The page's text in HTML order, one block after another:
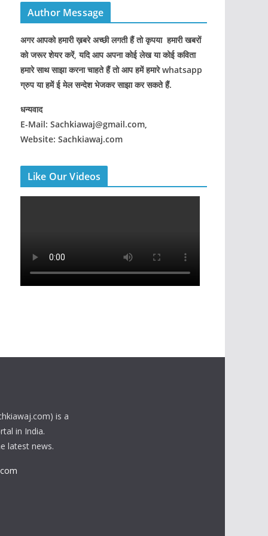
Author Message
अगर आपको हमारी ख़बरे अच्छी लगती हैं तो कृपया हमारी खबरों
को जरूर शेयर करें, यदि आप अपना कोई लेख या कोई कविता
हमारे साथ साझा करना चाहते हैं तो आप हमें हमारे whatsapp
ग्रुप या हमें ई मेल सन्देश भेजकर साझा कर सकते हैं.
धन्यवाद
E-Mail: Sachkiawaj@gmail.com,
Website: Sachkiawaj.com
Like Our Videos
is a
in India.
latest news.